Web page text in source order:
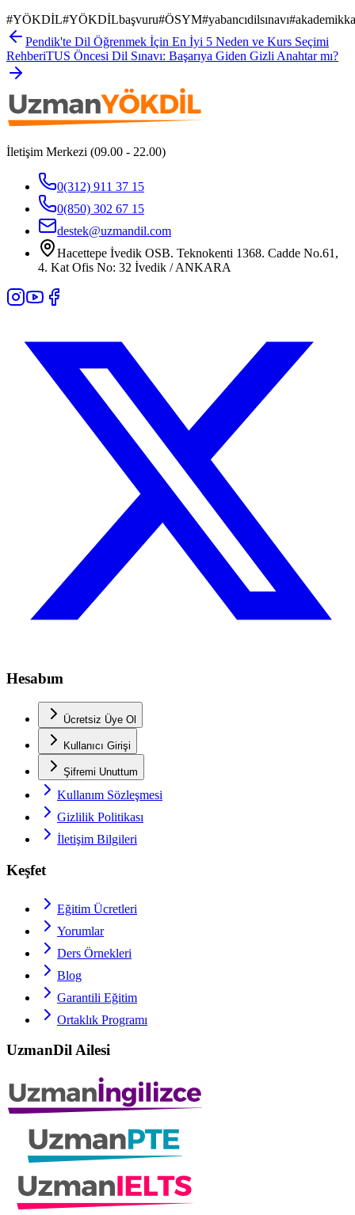
#YÖKDİL#YÖKDİLbaşvuru#ÖSYM#yabancıdilsınavı#
Pendik'te Dil Öğrenmek İçin En İyi 5 Neden ve Kurs Seçimi
RehberiTUS Öncesi Dil Sınavı: Başarıya Giden Gizli Anahtar mı?
İletişim Merkezi (09.00 - 22.00)
0(312) 911 37 15
0(850) 302 67 15
destek@uzmandil.com
Hacettepe İvedik OSB. Teknokenti 1368. Cadde No.61,
4. Kat Ofis No: 32 İvedik / ANKARA
Hesabım
Ücretsiz Üye Ol
Kullanıcı Girişi
Şifremi Unuttum
Kullanım Sözleşmesi
Gizlilik Politikası
İletişim Bilgileri
Keşfet
Eğitim Ücretleri
Yorumlar
Ders Örnekleri
Blog
Garantili Eğitim
Ortaklık Programı
UzmanDil Ailesi